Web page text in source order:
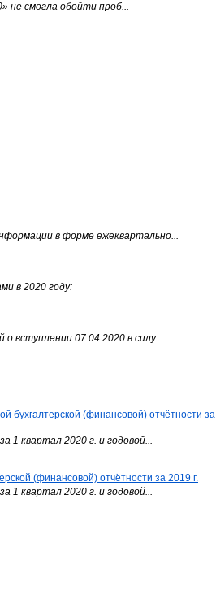
не смогла обойти проб...
в форме ежеквартально...
в 2020 году:
вступлении 07.04.2020 в силу ...
(финансовой) отчётности за
1 квартал 2020 г. и годовой...
(финансовой) отчётности за 2019 г.
1 квартал 2020 г. и годовой...